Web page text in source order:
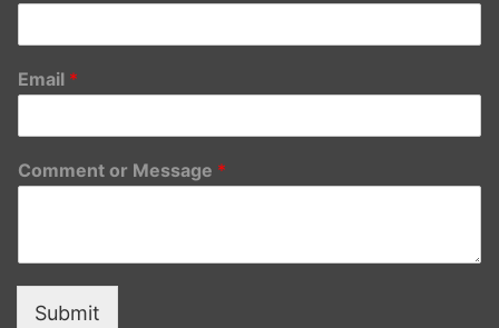
Email *
Comment or Message *
Submit